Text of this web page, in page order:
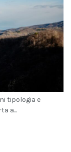
tipologia e
a...